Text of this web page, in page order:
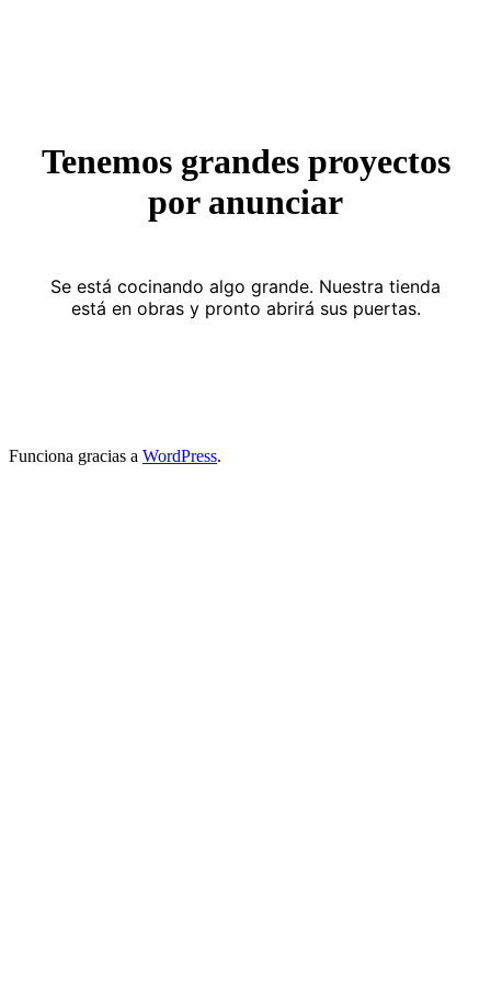
Tenemos grandes proyectos
por anunciar
Se está cocinando algo grande. Nuestra tienda
está en obras y pronto abrirá sus puertas.
Funciona gracias a WordPress.